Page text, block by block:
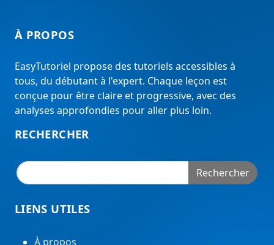
À PROPOS
EasyTutoriel propose des tutoriels accessibles à
tous, du débutant à l'expert. Chaque leçon est
conçue pour être claire et progressive, avec des
analyses approfondies pour aller plus loin.
RECHERCHER
Rechercher
LIENS UTILES
À propos